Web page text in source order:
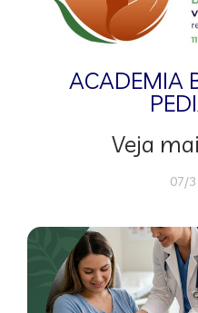
ACADEMIA
Veja
07/